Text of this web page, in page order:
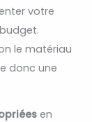
votre
le matériau
donc une
en